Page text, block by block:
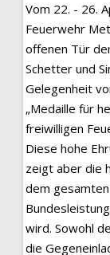
Vom 22. - 26.
Feuerwehr
offenen Tür
Schetter und
Gelegenheit
„Medaille für
freiwilligen
Diese hohe
zeigt aber die
dem
wird. Sowohl
die